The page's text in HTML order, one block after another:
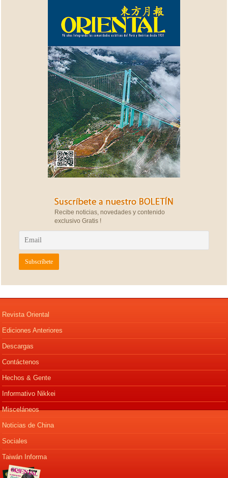
Recibe noticias, novedades y contenido
exclusivo Gratis !
Revista Oriental
Ediciones Anteriores
Descargas
Contáctenos
Hechos & Gente
Informativo Nikkei
Misceláneos
Noticias de China
Sociales
Taiwán Informa